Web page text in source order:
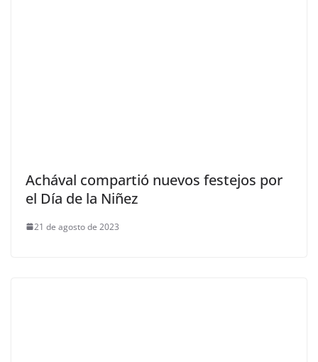
Achával compartió nuevos festejos por
el Día de la Niñez
21 de agosto de 2023